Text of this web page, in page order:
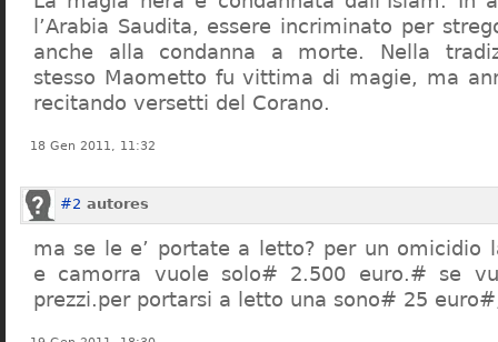
l’Arabia Saudita, essere incriminato per
anche alla condanna a morte. Nella
stesso Maometto fu vittima di magie, ma
recitando versetti del Corano.
18 Gen 2011, 11:32
#2 autores
ma se le e’ portate a letto? per un omicidio
e camorra vuole solo# 2.500 euro.# se
prezzi.per portarsi a letto una sono# 25